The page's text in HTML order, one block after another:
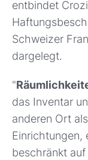
entbindet
Schweizer
dargelegt.
"
das Inventar
anderen Ort
Einrichtungen,
beschränkt